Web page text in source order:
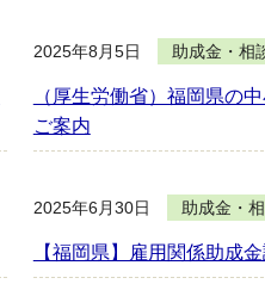
2025年8月5日 助成金・相
（厚生労働省）福岡県の
ご案内
2025年6月30日 助成金・
【福岡県】雇用関係助成